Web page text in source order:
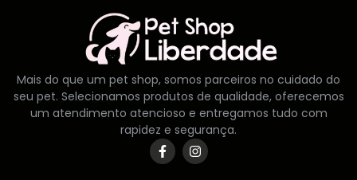
Mais do que um pet shop, somos parceiros no cuidado do
seu pet. Selecionamos produtos de qualidade, oferecemos
um atendimento atencioso e entregamos tudo com
rapidez e segurança.